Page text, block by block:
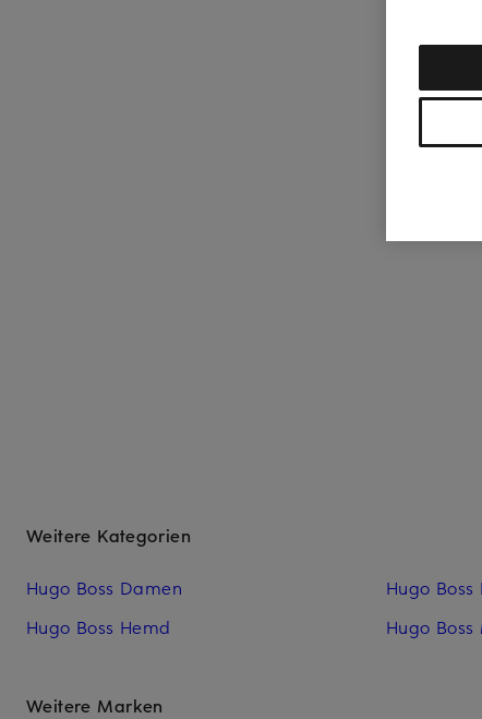
Weitere Kategorien
Hugo Boss Damen
Hugo Boss Hemd
Hugo Boss
Hugo Boss
Weitere Marken